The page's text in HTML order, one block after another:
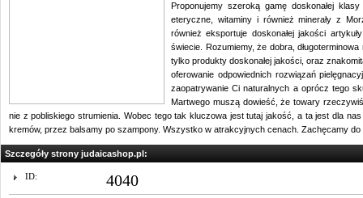
Proponujemy szeroką gamę doskonałej
eteryczne, witaminy i również minerały z
również eksportuje doskonałej jakości
świecie. Rozumiemy, że dobra,
tylko produkty doskonałej jakości, oraz
oferowanie odpowiednich rozwiązań
zaopatrywanie Ci naturalnych a oprócz tego
Martwego muszą dowieść, że towary
nie z pobliskiego strumienia. Wobec tego tak kluczowa jest tutaj jakość, a ta jest dla
kremów, przez balsamy po szampony. Wszystko w atrakcyjnych cenach. Zachęcamy
Szczegóły strony judaicashop.pl:
ID: 4040